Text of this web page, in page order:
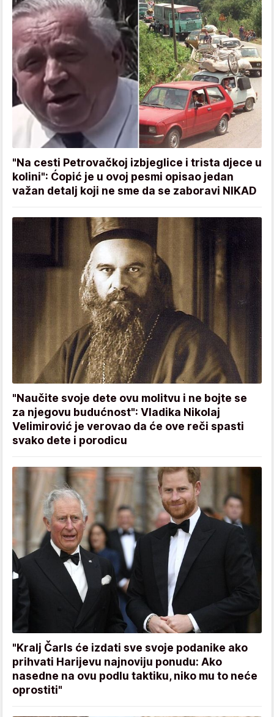
"Na cesti Petrovačkoj izbjeglice i trista djece u
kolini": Ćopić je u ovoj pesmi opisao jedan
važan detalj koji ne sme da se zaboravi NIKAD
"Naučite svoje dete ovu molitvu i ne bojte se
za njegovu budućnost": Vladika Nikolaj
Velimirović je verovao da će ove reči spasti
svako dete i porodicu
"Kralj Čarls će izdati sve svoje podanike ako
prihvati Harijevu najnoviju ponudu: Ako
nasedne na ovu podlu taktiku, niko mu to neće
oprostiti"